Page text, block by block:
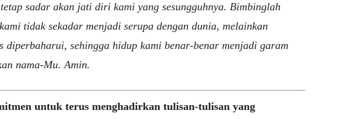
sadar akan jati diri kami yang sesungguhnya. Bimbinglah
tidak sekadar menjadi serupa dengan dunia, melainkan
diperbaharui, sehingga hidup kami benar-benar menjadi garam
nama-Mu. Amin.
untuk terus menghadirkan tulisan-tulisan yang